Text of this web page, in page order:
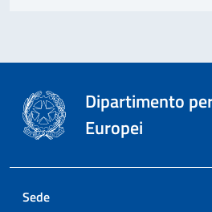
Dipartimento
Europei
Sede